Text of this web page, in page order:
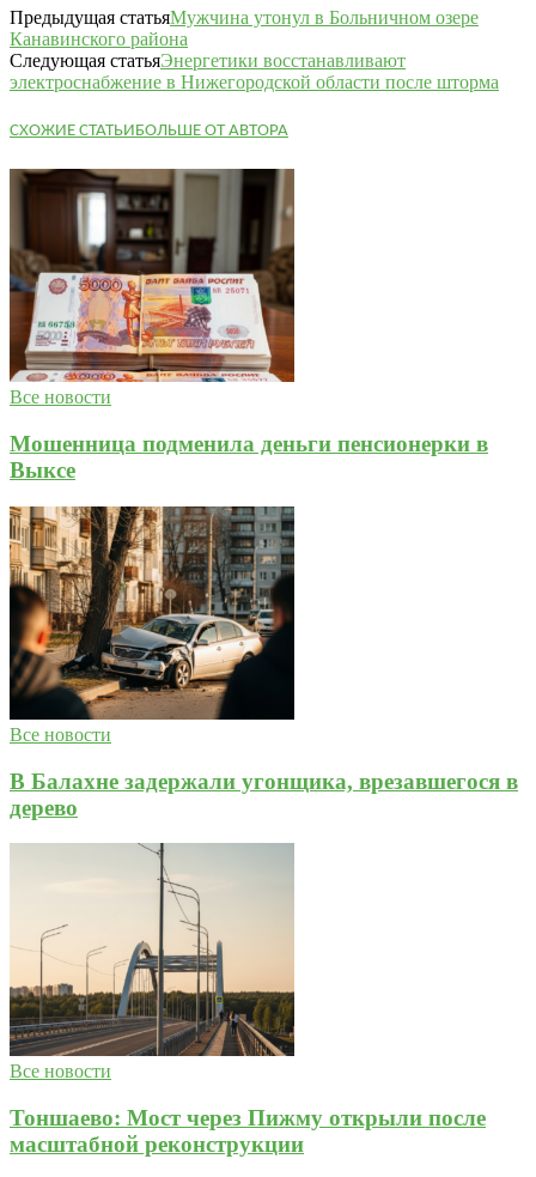
Предыдущая статьяМужчина утонул в Больничном озере
Канавинского района
Следующая статьяЭнергетики восстанавливают
электроснабжение в Нижегородской области после шторма
СХОЖИЕ СТАТЬИБОЛЬШЕ ОТ АВТОРА
Все новости
Мошенница подменила деньги пенсионерки в
Выксе
Все новости
В Балахне задержали угонщика, врезавшегося в
дерево
Все новости
Тоншаево: Мост через Пижму открыли после
масштабной реконструкции